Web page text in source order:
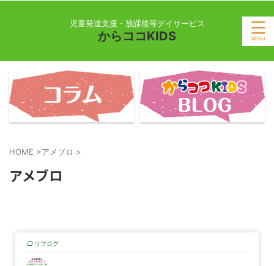
児童発達支援・放課後等デイサービス
からココKIDS
HOME >アメブロ >
アメブロ